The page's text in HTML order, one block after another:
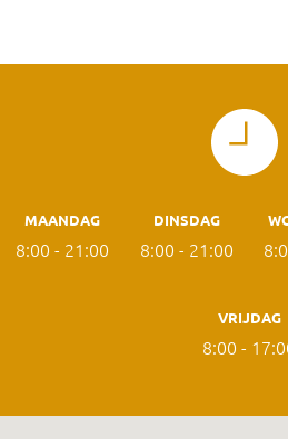
orthopedische
MAANDAG
8:00 - 21:00
DINSDAG
8:00 - 21:00
VRIJDAG
8:00 -